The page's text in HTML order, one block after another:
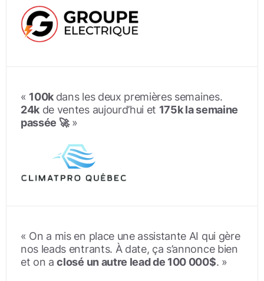
« 100k dans les deux premières semaines.
24k de ventes aujourd’hui et 175k la semaine
passée 🚀»
« On a mis en place une assistante AI qui gère
nos leads entrants. À date, ça s’annonce bien
et on aclosé un autre lead de 100 000$. »